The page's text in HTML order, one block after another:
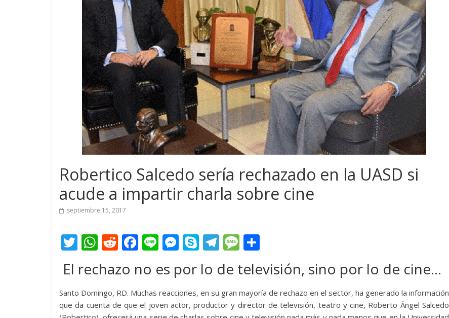
Robertico Salcedo sería rechazado en la UASD si
acude a impartir charla sobre cine
septiembre 15, 2017
T
itt
er
W
h
at
s
A
R
d
di
t
F
e
b
o
Li
e
M
ss
e
n
S
k
y
p
e
T
el
e
gr
a
M
ss
a
g
m
p
ar
El rechazo no es por lo de televisión, sino por lo de cine…
Santo Domingo, RD. Muchas reacciones, en su gran mayoría de rechazo en el sector, ha generado la información
que da cuenta de que el joven actor, productor y director de televisión, teatro y cine, Roberto Ángel Salcedo